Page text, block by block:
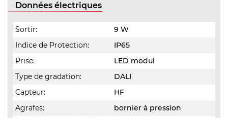
Données électriques
Sortir:
9 W
Indice de Protection:
IP65
Prise:
LED modul
Type de gradation:
DALI
Capteur:
HF
Agrafes:
bornier à pression